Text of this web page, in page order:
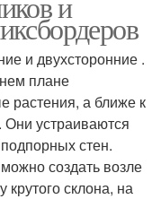
и двухсторонние .
плане
растения, а ближе к
Они устраиваются
стен.
создать возле
крутого склона, на